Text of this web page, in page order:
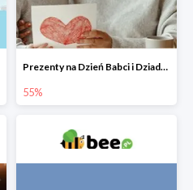
Prezenty na Dzień Babci i Dziadka w Bee do -55%
55%